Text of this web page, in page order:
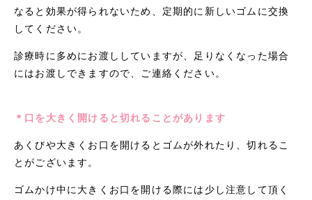
なると効果が得られないため、定期的に新しいゴムに交換
してください。
診療時に多めにお渡ししていますが、足りなくなった場合
にはお渡しできますので、ご連絡ください。
＊口を大きく開けると切れることがあります
あくびや大きくお口を開けるとゴムが外れたり、切れるこ
とがございます。
ゴムかけ中に大きくお口を開ける際には少し注意して頂く